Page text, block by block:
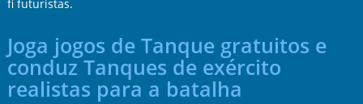
fi futuristas.
Joga jogos de Tanque gratuitos e
conduz Tanques de exército
realistas para a batalha